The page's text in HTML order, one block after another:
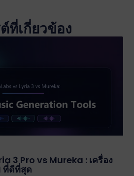
ที่เกี่ยวข้อง
3 Pro vs Mureka : เครื่อง
ที่ดีที่สุด